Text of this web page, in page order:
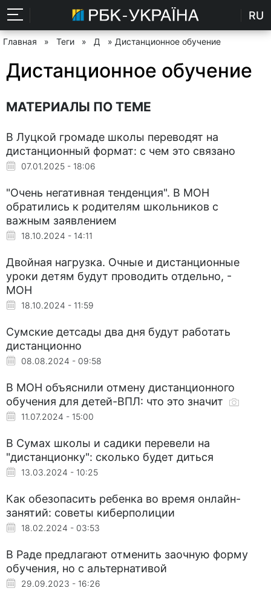
RU
Главная » Теги » Д » Дистанционное обучение
Дистанционное обучение
МАТЕРИАЛЫ ПО ТЕМЕ
В Луцкой громаде школы переводят на
дистанционный формат: с чем это связано
07.01.2025 - 18:06
"Очень негативная тенденция". В МОН
обратились к родителям школьников с
важным заявлением
18.10.2024 - 14:11
Двойная нагрузка. Очные и дистанционные
уроки детям будут проводить отдельно, -
МОН
18.10.2024 - 11:59
Сумские детсады два дня будут работать
дистанционно
08.08.2024 - 09:58
В МОН объяснили отмену дистанционного
обучения для детей-ВПЛ: что это значит
11.07.2024 - 15:00
В Сумах школы и садики перевели на
"дистанционку": сколько будет диться
13.03.2024 - 10:25
Как обезопасить ребенка во время онлайн-
занятий: советы киберполиции
18.02.2024 - 03:53
В Раде предлагают отменить заочную форму
обучения, но с альтернативой
29.09.2023 - 16:26